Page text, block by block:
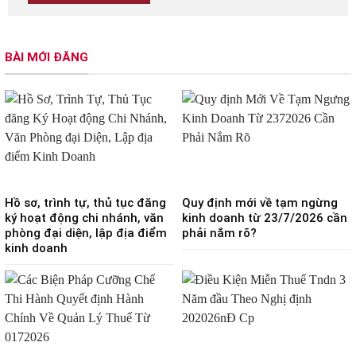
BÀI MỚI ĐĂNG
Hồ sơ, trình tự, thủ tục đăng
ký hoạt động chi nhánh, văn
phòng đại diện, lập địa điểm
kinh doanh
Quy định mới về tạm ngừng
kinh doanh từ 23/7/2026 cần
phải nắm rõ?